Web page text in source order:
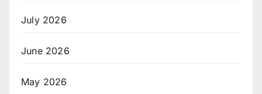
July 2026
June 2026
May 2026